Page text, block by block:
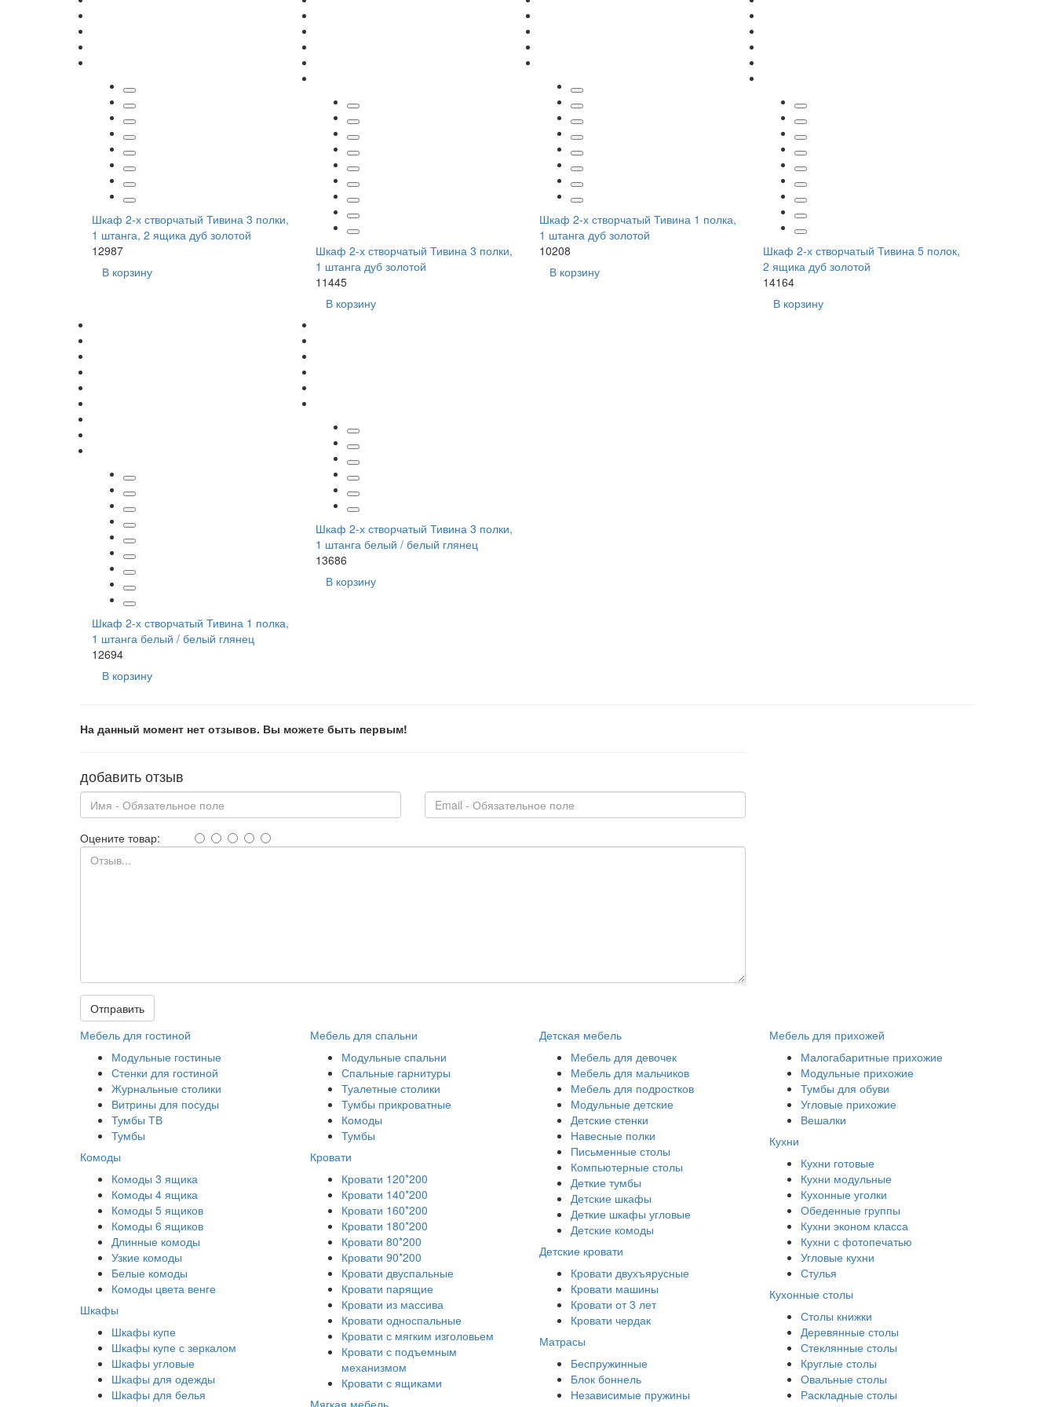
Шкаф 2-х створчатый Тивина 3 полки,
1 штанга, 2 ящика дуб золотой
12987
В корзину
Шкаф 2-х створчатый Тивина 3 полки,
1 штанга дуб золотой
11445
В корзину
Шкаф 2-х створчатый Тивина 1 полка,
1 штанга дуб золотой
10208
В корзину
Шкаф 2-х створчатый Тивина 5 полок,
2 ящика дуб золотой
14164
В корзину
Шкаф 2-х створчатый Тивина 1 полка,
1 штанга белый / белый глянец
12694
В корзину
Шкаф 2-х створчатый Тивина 3 полки,
1 штанга белый / белый глянец
13686
В корзину
На данный момент нет отзывов. Вы можете быть первым!
добавить отзыв
Оцените товар:
Отправить
Мебель для гостиной
Модульные гостиные
Стенки для гостиной
Журнальные столики
Витрины для посуды
Тумбы ТВ
Тумбы
Комоды
Комоды 3 ящика
Комоды 4 ящика
Комоды 5 ящиков
Комоды 6 ящиков
Длинные комоды
Узкие комоды
Белые комоды
Комоды цвета венге
Шкафы
Шкафы купе
Шкафы купе с зеркалом
Шкафы угловые
Шкафы для одежды
Шкафы для белья
Мебель для спальни
Модульные спальни
Спальные гарнитуры
Туалетные столики
Тумбы прикроватные
Комоды
Тумбы
Кровати
Кровати 120*200
Кровати 140*200
Кровати 160*200
Кровати 180*200
Кровати 80*200
Кровати 90*200
Кровати двуспальные
Кровати парящие
Кровати из массива
Кровати односпальные
Кровати с мягким изголовьем
Кровати с подъемным
механизмом
Кровати с ящиками
Детская мебель
Мебель для девочек
Мебель для мальчиков
Мебель для подростков
Модульные детские
Детские стенки
Навесные полки
Письменные столы
Компьютерные столы
Деткие тумбы
Детские шкафы
Деткие шкафы угловые
Детские комоды
Детские кровати
Кровати двухъярусные
Кровати машины
Кровати от 3 лет
Кровати чердак
Матрасы
Беспружинные
Блок боннель
Независимые пружины
Мебель для прихожей
Малогабаритные прихожие
Модульные прихожие
Тумбы для обуви
Угловые прихожие
Вешалки
Кухни
Кухни готовые
Кухни модульные
Кухонные уголки
Обеденные группы
Кухни эконом класса
Кухни с фотопечатью
Угловые кухни
Стулья
Кухонные столы
Столы книжки
Деревянные столы
Стеклянные столы
Круглые столы
Овальные столы
Раскладные столы